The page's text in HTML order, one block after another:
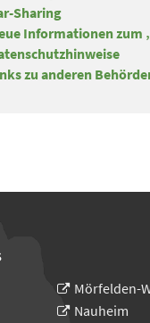
Sharing
Informationen
zu anderen
Mörfelden-
Nauheim